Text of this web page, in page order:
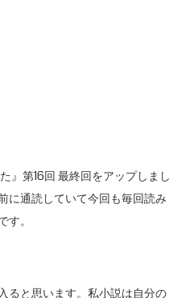
』第16回 最終回をアップしまし
に通読していて今回も毎回読み
。
ると思います。私小説は自分の